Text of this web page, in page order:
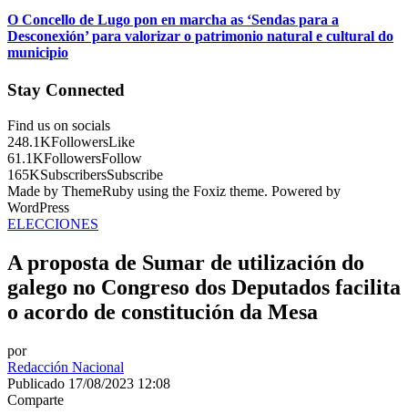
O Concello de Lugo pon en marcha as ‘Sendas para a
Desconexión’ para valorizar o patrimonio natural e cultural do
municipio
Stay Connected
Find us on socials
248.1KFollowersLike
61.1KFollowersFollow
165KSubscribersSubscribe
Made by ThemeRuby using the Foxiz theme. Powered by
WordPress
ELECCIONES
A proposta de Sumar de utilización do
galego no Congreso dos Deputados facilita
o acordo de constitución da Mesa
por
Redacción Nacional
Publicado 17/08/2023 12:08
Comparte